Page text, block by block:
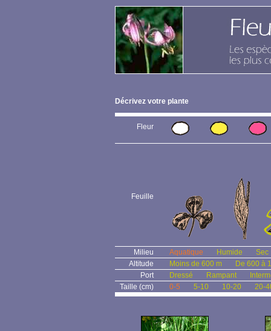
Décrivez votre plante
Fleur
Feuille
Milieu Aquatique Humide
Sec
Altitude
Moins de 600 m
De 600 à
Port
Dressé Rampant
Taille (cm)
0-5 5-10 10-20 20-